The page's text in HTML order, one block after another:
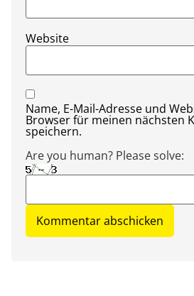
Website
Name, E-Mail-Adresse und
Browser für meinen nächsten
speichern.
Are you human? Please solve: